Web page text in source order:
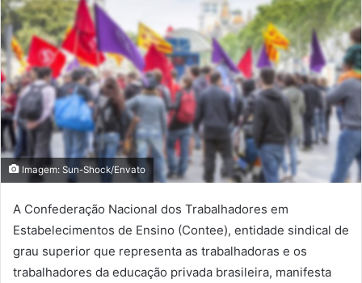
Imagem: Sun-Shock/Envato
A Confederação Nacional dos Trabalhadores em
Estabelecimentos de Ensino (Contee), entidade sindical de
grau superior que representa as trabalhadoras e os
trabalhadores da educação privada brasileira, manifesta